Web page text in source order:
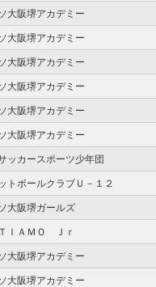
大阪堺アカデミー
大阪堺アカデミー
大阪堺アカデミー
大阪堺アカデミー
大阪堺アカデミー
大阪堺アカデミー
ッカースポーツ少年団
トボールクラブＵ－１２
大阪堺ガールズ
ＩＡＭＯ Ｊｒ
大阪堺アカデミー
大阪堺アカデミー